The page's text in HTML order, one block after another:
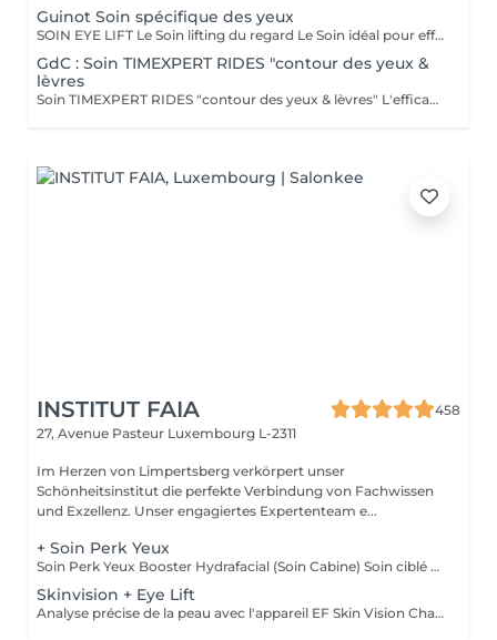
Guinot Soin spécifique des yeux
SOIN EYE LIFT Le Soin lifting du regard Le Soin idéal pour effacer les signes de l'âge (rides, relâchement des paupières) et les marques de fatigue (poches, cernes). RÉSULTATS BEAUTÉ LE REGARD EST DÉFATIGUÉ, VISIBLEMENT PLUS JEUNE. Action sur les signes de l'âge - Les rides et ridules sont lissées. - Les paupières sont rehaussées. Le regard est agrandi et rajeuni. Action sur les signes de fatigue - Les poches et les cernes sont visiblement atténués. Le regard est reposé et lumineux. SECRETS DU SOIN MODELAGE YEUX Sérum de Modelage Yeux et techniques manuelles ciblées pour favoriser le drainage en relançant la microcirculation afin d'atténuer les poches et les cernes. STIMULATION MUSCULAIRE YEUX La stimulation musculaire fait travailler les muscles du contour des yeux, grâce au micro-courant de stimulation. Cette phase, associée au Sérum Gel Yeux retend les traits en redonnant du volume aux muscles et draine les poches et les cernes en relançant la microcirculation. Effet "lifting" immédiat : les rides de la patte d'oie et la ride du lion sont lissées et les paupières sont rehaussées. MASQUE YEUX Le Masque exclusif GUINOT en non tissé permet de lisser la ride de la patte d'oie et la ride du lion, et de réduire visiblement les poches et les cernes.
GdC : Soin TIMEXPERT RIDES "contour des yeux &
lèvres
Soin TIMEXPERT RIDES "contour des yeux & lèvres" L'efficacite des composants actifs de TimexpertRides ( BTX-Tripeptine, Tissulage Tech, Energy Pythoactives ). La combinaison de bio-engineering pour eliminer les rides avec des ingredients specifiques, qui agissent contre les differentes sortes de problemes comme les cercles noirs, les cernes et le relachement. La peau autour des yeux retrouve de la clarte, de l'energie et de la fermete. Résultats immédiats. - Tout type de peau normale à sèche - Toute saison - Recommandé à partir 30 ans Sous forme d'une cure de trois sessions, une par semaine ou comme traitement flash. Massage spécifique : Cupping-yoga facial-pierre Gua-Sha
INSTITUT FAIA
458
27, Avenue Pasteur Luxembourg L-2311
Im Herzen von Limpertsberg verkörpert unser
Schönheitsinstitut die perfekte Verbindung von Fachwissen
und Exzellenz. Unser engagiertes Expertenteam e...
+ Soin Perk Yeux
Soin Perk Yeux Booster Hydrafacial (Soin Cabine) Soin ciblé du contour des yeux réalisé en cabine, en complément d'un soin Hydrafacial. Le Perk Yeux exfolie délicatement et infuse un sérum concentré pour hydrater, lisser les ridules et illuminer le regard. Résultat immédiat: un contour de l'il plus frais, défatigué et lumineux. Fonctionnement : Le soin nécessite l'achat d'un booster personnel au prix de 50€. Ce booster, conservé en cabine, permet de réaliser 3 séances en complément d'un Hydrafacial.
Skinvision + Eye Lift
Analyse précise de la peau avec l'appareil EF Skin Vision Chaque peau étant unique, nous analysons ensemble les besoins actuels de votre peau. L'appareil diagnostic effectue une analyse complète. Il détermine l'identité de votre peau en quelques minutes, en se basant sur 9 paramètres spécifiques: hydratation, excès de sébum, élasticité, desquamation, pores, taches pigmentaires, rides pattes d'oie, rides du front, couperose. Soin des yeux liftant pour un regard éclatant. Un soin intensif du contour des yeux; massage très efficace des points de pression, massage anti-age liftant, Expert Eye patch et soin intensif du contour des yeux avec la technologie Oxy Booster. Grâce à ce soin les poches et les cernes sont atténuées, les rides sont lissées, le regard est plus éclatant et la fatigue est éliminée.